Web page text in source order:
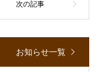
お知らせ一覧